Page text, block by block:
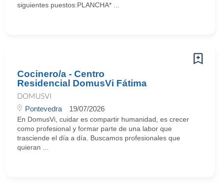
siguientes puestos:PLANCHA* ...
Cocinero/a - Centro
Residencial DomusVi Fátima
DOMUSVI
Pontevedra 19/07/2026
En DomusVi, cuidar es compartir humanidad, es crecer
como profesional y formar parte de una labor que
trasciende el día a día. Buscamos profesionales que
quieran ...